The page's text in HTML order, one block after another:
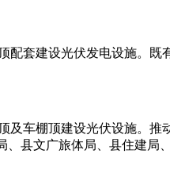
套建设光伏发电设施。
车棚顶建设光伏设施。
县文广旅体局、县住建局